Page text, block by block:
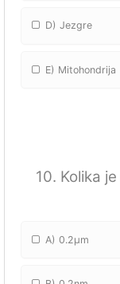
D) Jezgre
E) Mitohondrija
10. Kolika
A) 0.2µm